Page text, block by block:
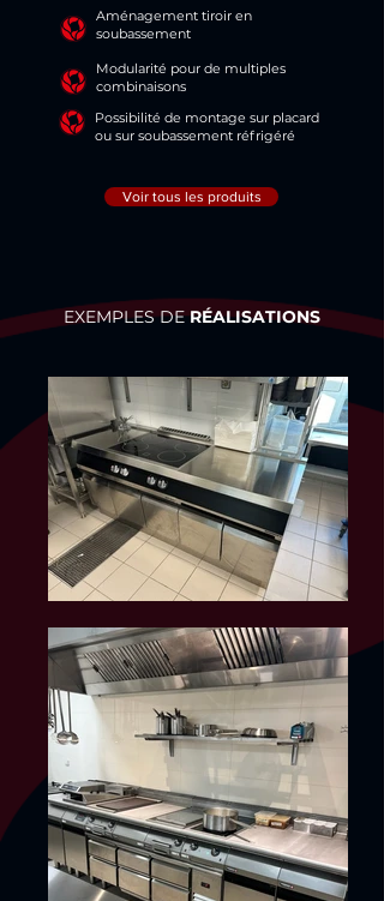
Aménagement tiroir en
soubassement
Modularité pour de multiples
combinaisons
Possibilité de montage sur placard
ou sur soubassement réfrigéré
Voir tous les produits
EXEMPLES DERÉALISATIONS